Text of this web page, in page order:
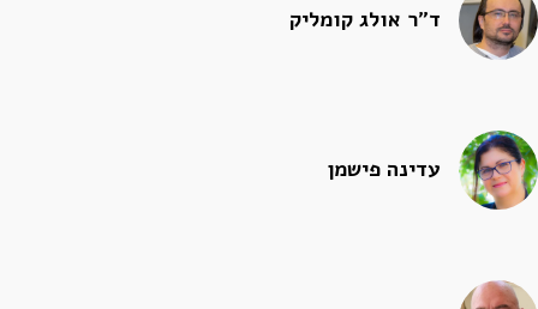
ד"ר אולג קומליק
עדינה פישמן